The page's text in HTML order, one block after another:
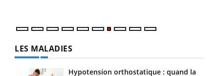
LES MALADIES
Hypotension orthostatique : quand la